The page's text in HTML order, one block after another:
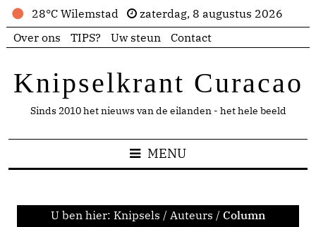
28°C Wilemstad
zaterdag, 8 augustus 2026
Over ons
TIPS? Uw steun Contact
Knipselkrant Curacao
Sinds 2010 het nieuws van de eilanden - het hele beeld
MENU
U ben hier: Knipsels / Auteurs / Column